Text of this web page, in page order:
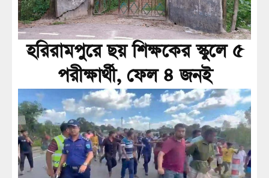
হরিরামপুরে ছয় শিক্ষকের স্কুলে ৫
পরীক্ষার্থী, ফেল ৪ জনই